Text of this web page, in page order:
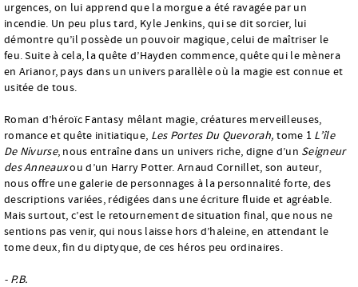
urgences, on lui apprend que la morgue a été ravagée par un
incendie. Un peu plus tard, Kyle Jenkins, qui se dit sorcier, lui
démontre qu’il possède un pouvoir magique, celui de maîtriser le
feu. Suite à cela, la quête d’Hayden commence, quête qui le mènera
en Arianor, pays dans un univers parallèle où la magie est connue et
usitée de tous.
Roman d’héroïc Fantasy mêlant magie, créatures merveilleuses,
romance et quête initiatique, Les Portes Du Quevorah, tome 1 L’île
De Nivurse, nous entraîne dans un univers riche, digne d’un Seigneur
des Anneauxou d’un Harry Potter. Arnaud Cornillet, son auteur,
nous offre une galerie de personnages à la personnalité forte, des
descriptions variées, rédigées dans une écriture fluide et agréable.
Mais surtout, c’est le retournement de situation final, que nous ne
sentions pas venir, qui nous laisse hors d’haleine, en attendant le
tome deux, fin du diptyque, de ces héros peu ordinaires.
- P.B.